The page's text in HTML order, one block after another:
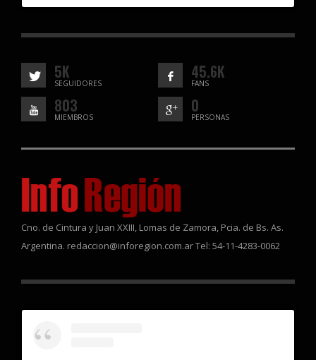
5K
SEGUIDORES
45.6K
FANS
803
MIEMBROS
0
PERSONAS
Cno. de Cintura y Juan XXIII, Lomas de Zamora, Pcia. de Bs. As.
Argentina. redaccion@inforegion.com.ar Tel: 54-11-4283-0062